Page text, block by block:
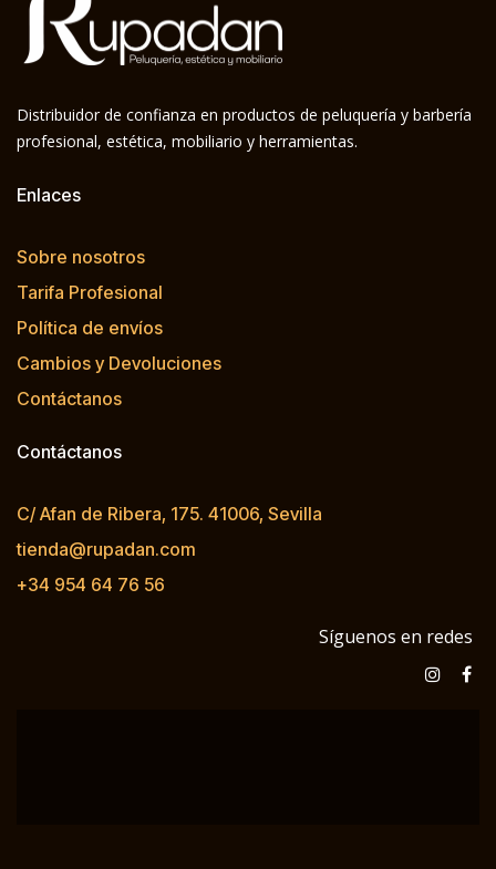
Distribuidor de confianza en productos de peluquería y barbería
profesional, estética, mobiliario y herramientas.
Enlaces
Sobre nosotros
Tarifa Profesional
Política de envíos
Cambios y Devoluciones
Contáctanos
Contáctanos
C/ Afan de Ribera, 175. 41006, Sevilla
tienda@rupadan.com
+34 954 64 76 56
Síguenos en redes